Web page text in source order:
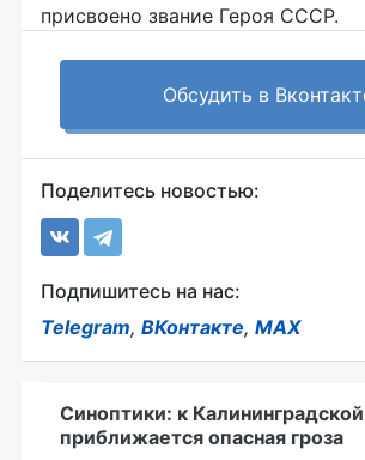
присвоено звание Героя СССР.
Обсудить в
Поделитесь новостью:
Подпишитесь на нас:
Telegram, ВКонтакте, MAX
Синоптики: к
приближается опасная гроза